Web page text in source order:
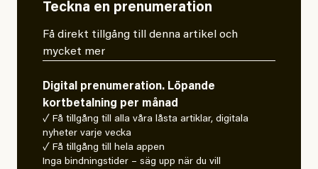
Teckna en prenumeration
Få direkt tillgång till denna artikel och
mycket mer
Digital prenumeration. Löpande
kortbetalning per månad
✓ Få tillgång till alla våra låsta artiklar, digitala
nyheter varje vecka
✓ Få tillgång till hela appen
Inga bindningstider – säg upp när du vill